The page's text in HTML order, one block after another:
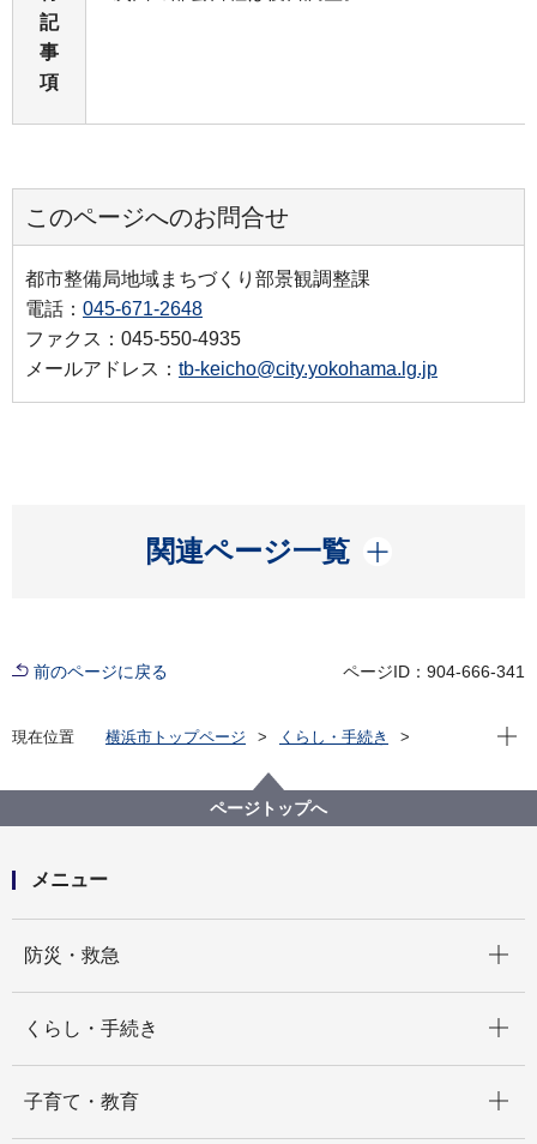
記
事
項
このページへのお問合せ
都市整備局地域まちづくり部景観調整課
電話： 045-671-2648
ファクス：045-550-4935
メールアドレス： tb-keicho@city.yokohama.lg.jp
関連ページ一覧
開く
前のページに戻る ページID：904-666-341
現在位置 横浜市トップページ
くらし・手続き
横浜市都市美対策審議会
横浜市都市美対策審議会 景観審査部会の議事録
第41回横浜市都市美対策審議会景観審査部会議事録
現在
ページトップへ
メニュー
防災・救急
くらし・手続き
子育て・教育